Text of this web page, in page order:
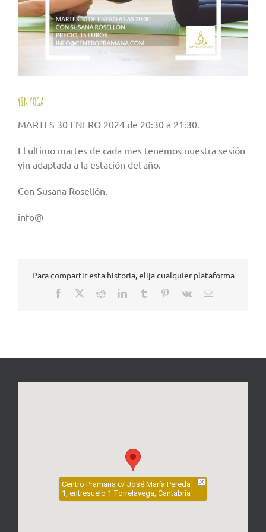
YIN YOGA
MARTES 30 ENERO 2024 de 20:30 a 21:30.
El ultimo martes de cada mes tenemos nuestra sesión
yin adaptada a la estación del año.
Con Susana Rosellón.
info@
Para compartir esta historia, elija cualquier plataforma
Facebook RedditLinkedInTumblr Pinterest
Vk
Correo
Centro Pramana c/ José María Pereda
1, entresuelo 1 Torrelavega, Cantabria